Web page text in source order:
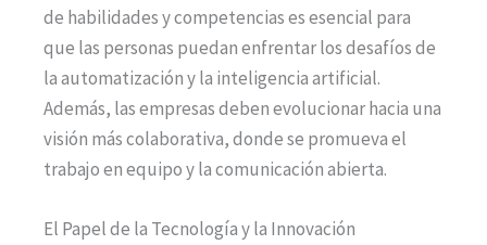
de habilidades y competencias es esencial para
que las personas puedan enfrentar los desafíos de
la automatización y la inteligencia artificial.
Además, las empresas deben evolucionar hacia una
visión más colaborativa, donde se promueva el
trabajo en equipo y la comunicación abierta.
El Papel de la Tecnología y la Innovación